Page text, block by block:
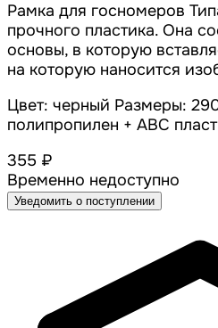
Рамка для госномеров
прочного пластика. Она
основы, в которую
на которую наносится
Цвет: черный Размеры:
полипропилен + АВС
355 ₽
Временно недоступно
Уведомить о поступлении